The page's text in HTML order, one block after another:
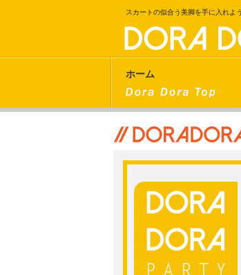
スカートの似合う美脚を手に入れよ
ホーム